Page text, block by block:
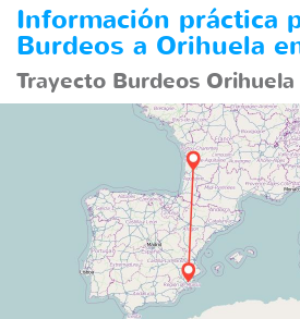
Información práctica
Burdeos a Orihuela
Trayecto Burdeos Orihuela